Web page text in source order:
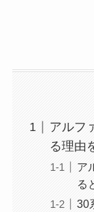
アルフ
る理由
ア
る
30